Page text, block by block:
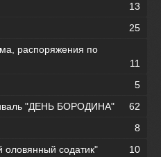
13
25
распоряжения по
11
5
"ДЕНЬ БОРОДИНА"
62
8
оловянный содатик"
10